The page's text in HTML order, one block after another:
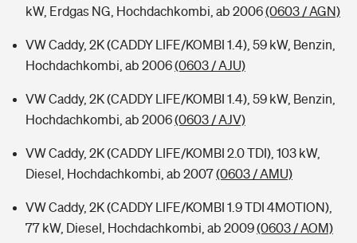
kW, Erdgas NG, Hochdachkombi, ab 2006(0603 / AGN)
VW Caddy, 2K (CADDY LIFE/KOMBI 1.4), 59 kW, Benzin,
Hochdachkombi, ab 2006(0603 / AJU)
VW Caddy, 2K (CADDY LIFE/KOMBI 1.4), 59 kW, Benzin,
Hochdachkombi, ab 2006(0603 / AJV)
VW Caddy, 2K (CADDY LIFE/KOMBI 2.0 TDI), 103 kW,
Diesel, Hochdachkombi, ab 2007(0603 / AMU)
VW Caddy, 2K (CADDY LIFE/KOMBI 1.9 TDI 4MOTION),
77 kW, Diesel, Hochdachkombi, ab 2009(0603 / AOM)